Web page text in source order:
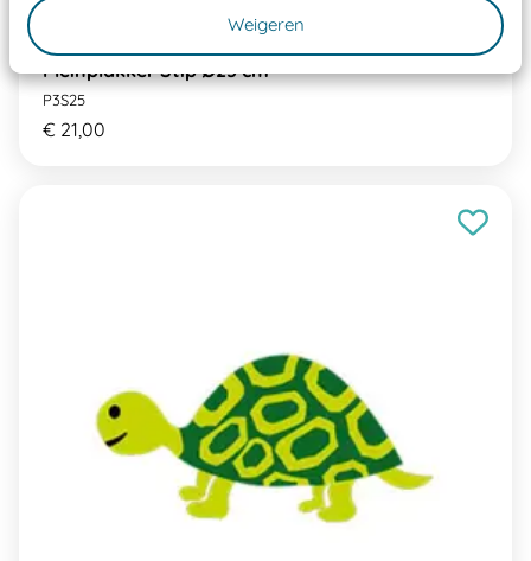
Weigeren
Pleinplakker Stip Ø25 cm
P3S25
€ 21,00